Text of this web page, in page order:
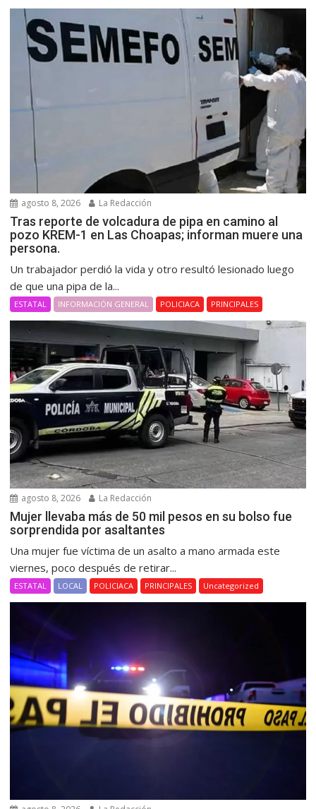
agosto 8, 2026 La Redacción
Tras reporte de volcadura de pipa en camino al
pozo KREM-1 en Las Choapas; informan muere una
persona.
Un trabajador perdió la vida y otro resultó lesionado luego
de que una pipa de la...
ESTATAL INFORMACIÓN GENERAL POLICIACA PRINCIPALES
agosto 8, 2026 La Redacción
Mujer llevaba más de 50 mil pesos en su bolso fue
sorprendida por asaltantes
Una mujer fue víctima de un asalto a mano armada este
viernes, poco después de retirar...
ESTATAL LOCAL POLICIACA PRINCIPALES Uncategorized